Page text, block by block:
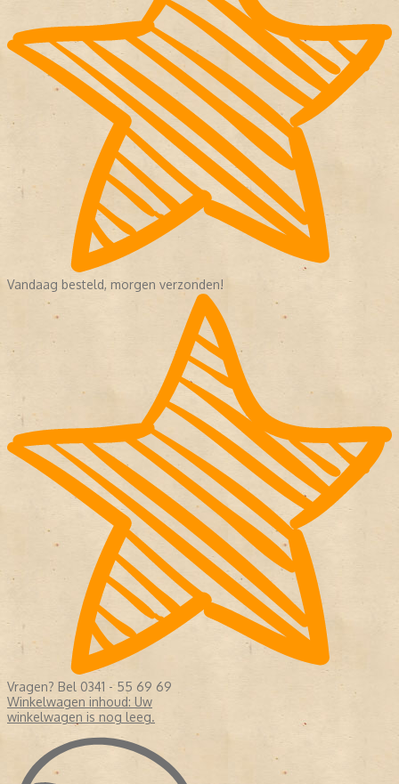
Vandaag besteld, morgen verzonden!
Vragen? Bel 0341 - 55 69 69
Winkelwagen inhoud: Uw
winkelwagen is nog leeg.